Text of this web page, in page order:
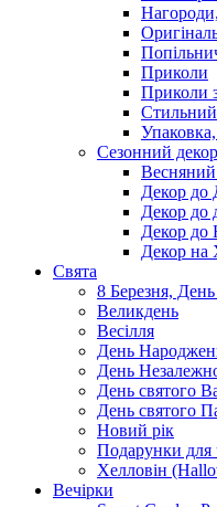
Приколи
Приколи
Сезонний декор
Весняний
Декор до
Декор до
Декор до
Декор на
Свята
8 Березня, День
Великдень
Весілля
День
День
День святого
День святого
Новий рік
Подарунки для
Хелловін
Вечірки